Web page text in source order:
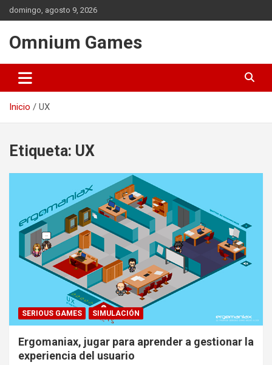
Saltar
al
domingo, agosto 9, 2026
Omnium Games
Inicio UX
Etiqueta: UX
SERIOUS GAMES SIMULACIÓN
Ergomaniax, jugar para aprender a gestionar la
experiencia del usuario